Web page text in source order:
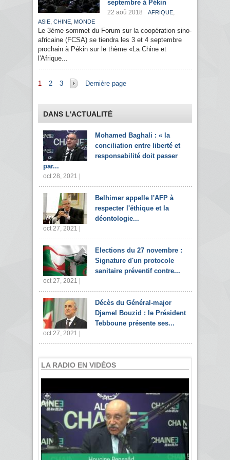
septembre à Pékin
22 aoû 2018 AFRIQUE,
ASIE, CHINE, MONDE
Le 3ème sommet du Forum sur la coopération sino-
africaine (FCSA) se tiendra les 3 et 4 septembre
prochain à Pékin sur le thème «La Chine et
l'Afrique...
Pages
1 2 3 Dernière page
DANS L'ACTUALITÉ
Mohamed Baghali : « la
conciliation entre liberté et
responsabilité doit passer
par...
oct 28, 2021 |
Belhimer appelle l'AFP à
respecter l'éthique et la
déontologie...
oct 27, 2021 |
Elections du 27 novembre :
Signature d'un protocole
sanitaire préventif contre...
oct 27, 2021 |
Décès du Général-major
Djamel Bouzid : le Président
Tebboune présente ses...
oct 27, 2021 |
LA RADIO EN VIDÉOS